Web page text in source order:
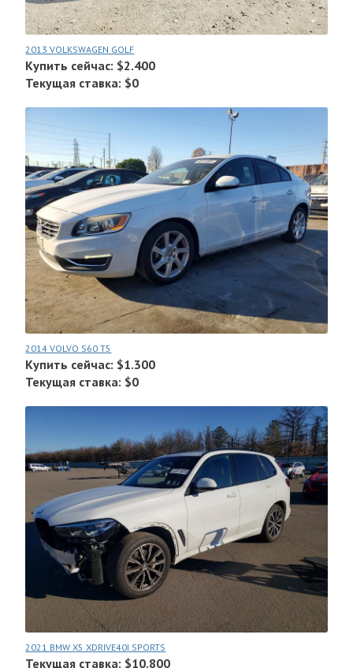
2013 VOLKSWAGEN GOLF
Купить сейчас: $2.400
Текущая ставка: $0
2014 VOLVO S60 T5
Купить сейчас: $1.300
Текущая ставка: $0
2021 BMW X5 XDRIVE40I SPORTS
Текущая ставка: $10.800